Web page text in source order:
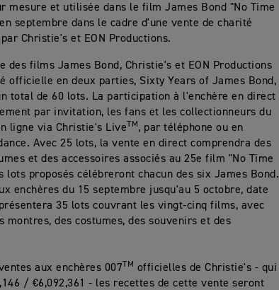
mesure et utilisée dans le film James Bond "No Time
septembre dans le cadre d'une vente de charité
Christie's et EON Productions.
des films James Bond, Christie's et EON Productions
officielle en deux parties, Sixty Years of James Bond,
total de 60 lots. La participation à l'enchère en direct
par invitation, les fans et les collectionneurs du
ligne via Christie's LiveTM , par téléphone ou en
Avec 25 lots, la vente en direct comprendra des
et des accessoires associés au 25e film "No Time
lots proposés célébreront chacun des six James Bond.
enchères du 15 septembre jusqu'au 5 octobre, date
35 lots couvrant les vingt-cinq films, avec
montres, des costumes, des souvenirs et des
aux enchères 007TM officielles de Christie's - qui
/ €6,092,361 - les recettes de cette vente seront